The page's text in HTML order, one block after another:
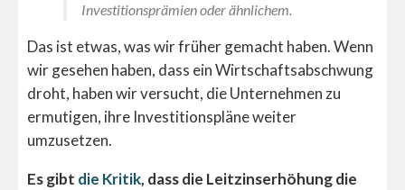
Investitionsprämien oder ähnlichem.
Das ist etwas, was wir früher gemacht haben. Wenn
wir gesehen haben, dass ein Wirtschaftsabschwung
droht, haben wir versucht, die Unternehmen zu
ermutigen, ihre Investitionspläne weiter
umzusetzen.
Es gibt die Kritik, dass die Leitzinserhöhung die